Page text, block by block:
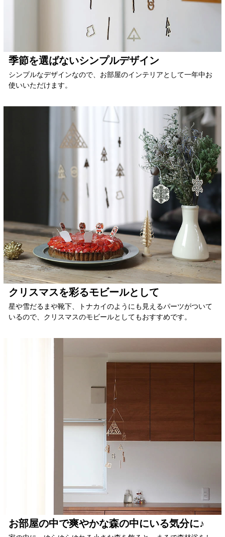
季節を選ばないシンプルデザイン
シンプルなデザインなので、お部屋のインテリアとして一年中お
使いいただけます。
クリスマスを彩るモビールとして
星や雪だるまや靴下、トナカイのようにも見えるパーツがついて
いるので、クリスマスのモビールとしてもおすすめです。
お部屋の中で爽やかな森の中にいる気分に♪